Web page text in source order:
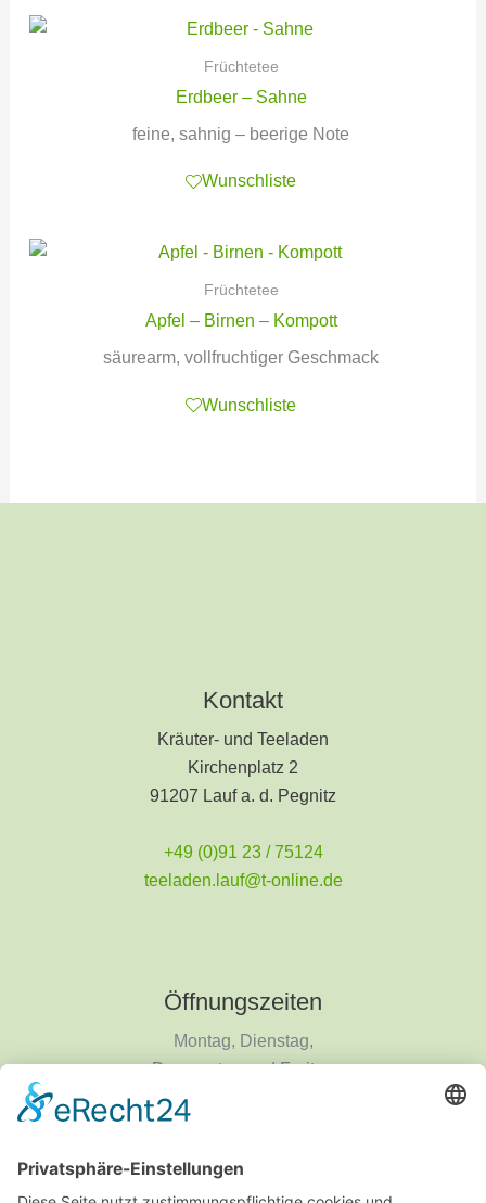
Früchtetee
Erdbeer – Sahne
feine, sahnig – beerige Note
Wunschliste
Früchtetee
Apfel – Birnen – Kompott
säurearm, vollfruchtiger Geschmack
Wunschliste
Kontakt
Kräuter- und Teeladen
Kirchenplatz 2
91207 Lauf a. d. Pegnitz
+49 (0)91 23 / 75124
teeladen.lauf@t-online.de
Öffnungszeiten
Montag, Dienstag,
Donnerstag und Freitag
9 - 14 Uhr